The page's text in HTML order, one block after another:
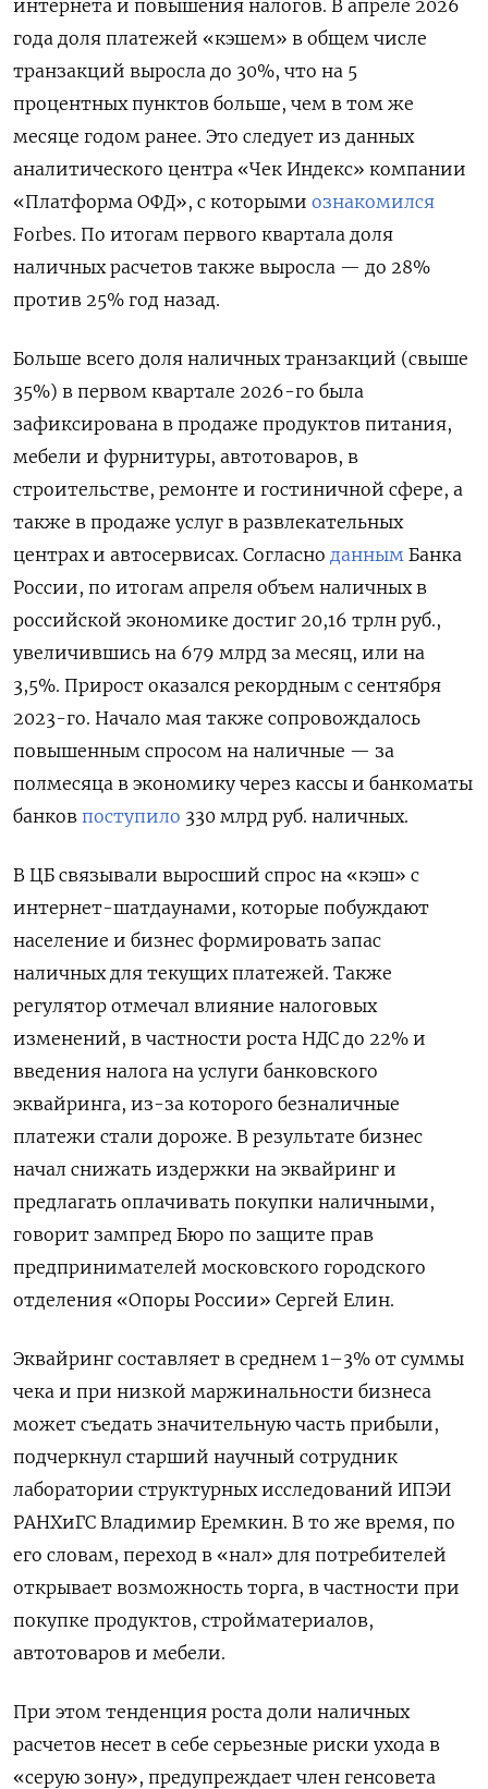
интернета и повышения налогов. В апреле 2026
года доля платежей «кэшем» в общем числе
транзакций выросла до 30%, что на 5
процентных пунктов больше, чем в том же
месяце годом ранее. Это следует из данных
аналитического центра «Чек Индекс» компании
«Платформа ОФД», с которыми ознакомился
Forbes. По итогам первого квартала доля
наличных расчетов также выросла — до 28%
против 25% год назад.
Больше всего доля наличных транзакций (свыше
35%) в первом квартале 2026-го была
зафиксирована в продаже продуктов питания,
мебели и фурнитуры, автотоваров, в
строительстве, ремонте и гостиничной сфере, а
также в продаже услуг в развлекательных
центрах и автосервисах. Согласно данным Банка
России, по итогам апреля объем наличных в
российской экономике достиг 20,16 трлн руб.,
увеличившись на 679 млрд за месяц, или на
3,5%. Прирост оказался рекордным с сентября
2023-го. Начало мая также сопровождалось
повышенным спросом на наличные — за
полмесяца в экономику через кассы и банкоматы
банков поступило 330 млрд руб. наличных.
В ЦБ связывали выросший спрос на «кэш» с
интернет-шатдаунами, которые побуждают
население и бизнес формировать запас
наличных для текущих платежей. Также
регулятор отмечал влияние налоговых
изменений, в частности роста НДС до 22% и
введения налога на услуги банковского
эквайринга, из-за которого безналичные
платежи стали дороже. В результате бизнес
начал снижать издержки на эквайринг и
предлагать оплачивать покупки наличными,
говорит зампред Бюро по защите прав
предпринимателей московского городского
отделения «Опоры России» Сергей Елин.
Эквайринг составляет в среднем 1–3% от суммы
чека и при низкой маржинальности бизнеса
может съедать значительную часть прибыли,
подчеркнул старший научный сотрудник
лаборатории структурных исследований ИПЭИ
РАНХиГС Владимир Еремкин. В то же время, по
его словам, переход в «нал» для потребителей
открывает возможность торга, в частности при
покупке продуктов, стройматериалов,
автотоваров и мебели.
При этом тенденция роста доли наличных
расчетов несет в себе серьезные риски ухода в
«серую зону», предупреждает член генсовета